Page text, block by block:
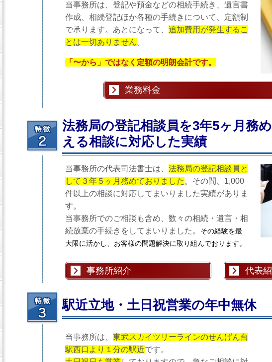
当事務所は、登記や預金などの相続手続き、遺言書
作成、相続登記ほか各種の手続きについて、定額制
で承ります。あとになって、 追加費用が発生するこ
とは一切ありません。
「〜から」ではなく定額の明朗会計です。
業務料金
法務局の登記相談員を3年5ヶ月務
える相談に対応した実績
当事務所の代表司法書士は、 法務局の登記相談員と
して３年５ヶ月務めておりました 。その間、1,000
件以上の相談に対応してまいりました実績がありま
す。
当事務所でのご相談も含め、数々の相続・遺言・相
続放棄の手続きをしてまいりました。 その経験を最
大限に活かし、お客様の問題解決に取り組んでおります。
事務所紹介 代表
駅近立地・土日祝営業の年中無休
当事務所は、 東武スカイツリーラインのせんげん台
駅西口より１分の駅近です。